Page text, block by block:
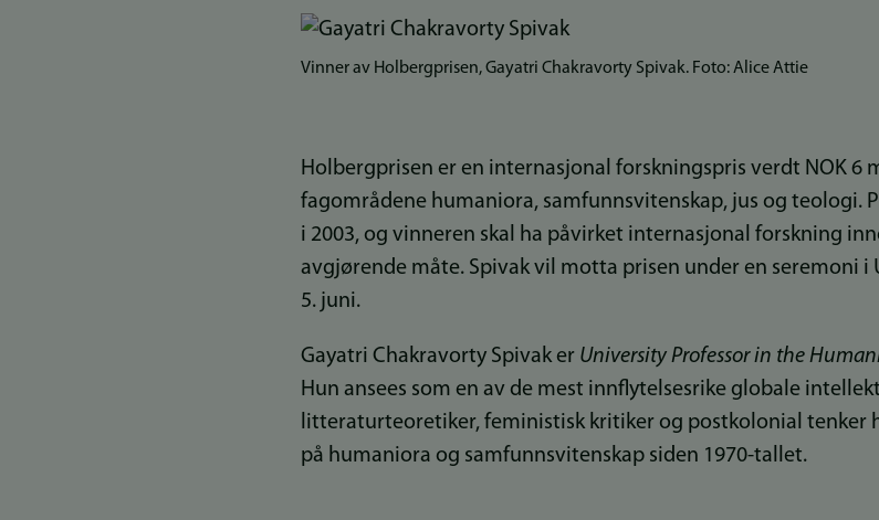
Vinner av Holbergprisen, Gayatri Chakravorty Spivak. Foto: Alice Attie
Holbergprisen er en internasjonal forskningspris verdt NOK 6
fagområdene humaniora, samfunnsvitenskap, jus og teologi.
i 2003, og vinneren skal ha påvirket internasjonal forskning
avgjørende måte. Spivak vil motta prisen under en seremoni i
5. juni.
Gayatri Chakravorty Spivak er University Professor in the
Hun ansees som en av de mest innflytelsesrike globale
litteraturteoretiker, feministisk kritiker og postkolonial tenker
på humaniora og samfunnsvitenskap siden 1970-tallet.